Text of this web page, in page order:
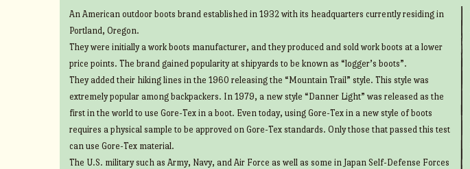
An American outdoor boots brand established in 1932 with its headquarters currently residing in
Portland, Oregon.
They were initially a work boots manufacturer, and they produced and sold work boots at a lower
price points. The brand gained popularity at shipyards to be known as “logger’s boots”.
They added their hiking lines in the 1960 releasing the “Mountain Trail” style. This style was
extremely popular among backpackers. In 1979, a new style “Danner Light” was released as the
first in the world to use Gore-Tex in a boot. Even today, using Gore-Tex in a new style of boots
requires a physical sample to be approved on Gore-Tex standards. Only those that passed this test
can use Gore-Tex material.
The U.S. military such as Army, Navy, and Air Force as well as some in Japan Self-Defense Forces